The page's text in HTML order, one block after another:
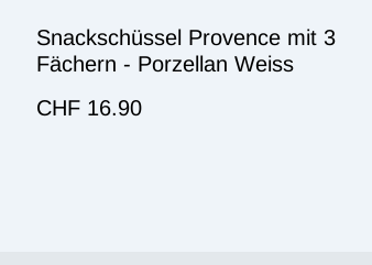
Snackschüssel Provence mit 3
Fächern - Porzellan Weiss
CHF 16.90